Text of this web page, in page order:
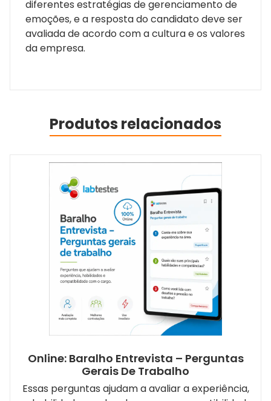
diferentes estratégias de gerenciamento de
emoções, e a resposta do candidato deve ser
avaliada de acordo com a cultura e os valores
da empresa.
Produtos relacionados
Online: Baralho Entrevista – Perguntas
Gerais De Trabalho
Essas perguntas ajudam a avaliar a experiência,